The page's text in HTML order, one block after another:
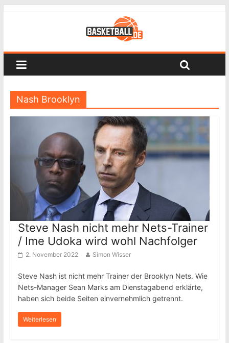
Nash Brooklyn
Steve Nash nicht mehr Nets-Trainer
/ Ime Udoka wird wohl Nachfolger
2. November 2022 Simon Wisser
Steve Nash ist nicht mehr Trainer der Brooklyn Nets. Wie
Nets-Manager Sean Marks am Dienstagabend erklärte,
haben sich beide Seiten einvernehmlich getrennt.
Weiterlesen